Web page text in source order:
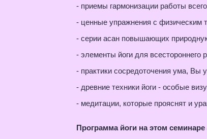
- приемы гармонизации работы
- ценные упражнения с физическим
- серии асан повышающих
- элементы йоги для всестороннего
- практики сосредоточения ума, Вы
- древние техники йоги - особые
- медитации, которые прояснят и
Программа йоги на этом